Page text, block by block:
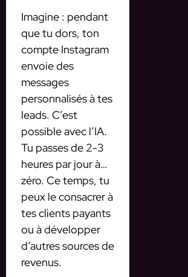
Imagine : pendant
que tu dors, ton
compte Instagram
envoie des
messages
personnalisés à tes
leads. C’est
possible avec l’IA.
Tu passes de 2-3
heures par jour à…
zéro. Ce temps, tu
peux le consacrer à
tes clients payants
ou à développer
d’autres sources de
revenus.